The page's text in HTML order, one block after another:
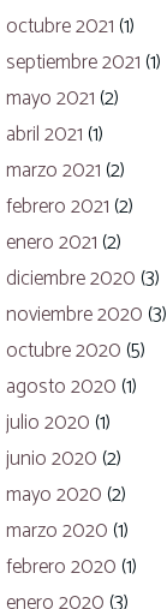
octubre 2021 (1)
septiembre 2021 (1)
mayo 2021 (2)
abril 2021 (1)
marzo 2021 (2)
febrero 2021 (2)
enero 2021 (2)
diciembre 2020 (3)
noviembre 2020 (3)
octubre 2020 (5)
agosto 2020 (1)
julio 2020 (1)
junio 2020 (2)
mayo 2020 (2)
marzo 2020 (1)
febrero 2020 (1)